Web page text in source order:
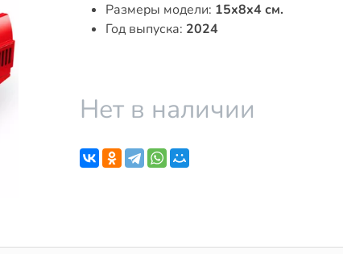
Размеры модели: 15x8x4 см.
Год выпуска: 2024
Нет в наличии